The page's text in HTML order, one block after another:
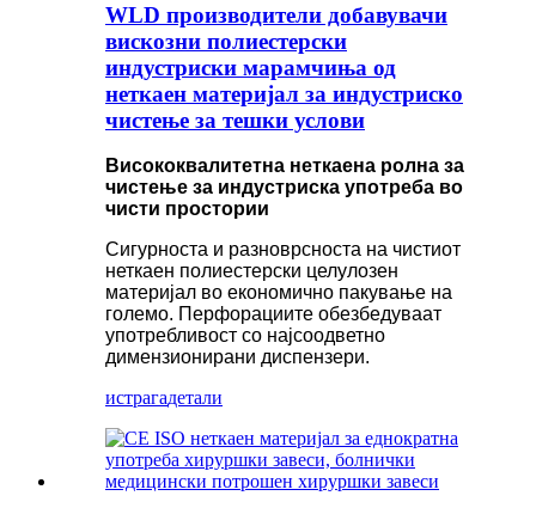
WLD производители добавувачи
вискозни полиестерски
индустриски марамчиња од
неткаен материјал за индустриско
чистење за тешки услови
Висококвалитетна неткаена ролна за
чистење за индустриска употреба во
чисти простории
Сигурноста и разноврсноста на чистиот
неткаен полиестерски целулозен
материјал во економично пакување на
големо. Перфорациите обезбедуваат
употребливост со најсоодветно
димензионирани диспензери.
истрагадетали